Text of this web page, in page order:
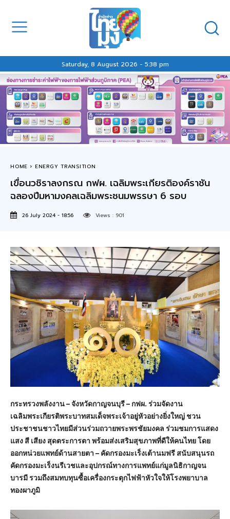
Saturday, 8 August 2026 - 5:38 pm
HOME ENERGY TRANSITION
เขื่อนวชิราลงกรณ กฟผ. เฉลิมพระเกียรติองค์ราชัน
ฉลองปีมหามงคลเฉลิมพระชนมพรรษา 6 รอบ
26 July 2024 - 18:56 Views : 901
กระทรวงพลังงาน – จังหวัดกาญจนบุรี – กฟผ. ร่วมจัดงาน
เฉลิมพระเกียรติพระบาทสมเด็จพระเจ้าอยู่หัวอย่างยิ่งใหญ่ ชวน
ประชาชนชาวไทยมีส่วนร่วมถวายพระพรชัยมงคล ร่วมชมการแสดง
แสง สี เสียง สุดตระการตา พร้อมส่งเสริมสุขภาพที่ดีให้คนไทย โดย
ออกหน่วยแพทย์ด้านสายตา – คัดกรองมะเร็งเต้านมฟรี สนับสนุนรถ
คัดกรองมะเร็งนรีเวชและอุปกรณ์ทางการแพทย์แก่มูลนิธิกาญจน
บารมี รวมถึงสมทบทุนซื้อเครื่องกระตุกไฟฟ้าหัวใจให้โรงพยาบาล
ทองผาภูมิ